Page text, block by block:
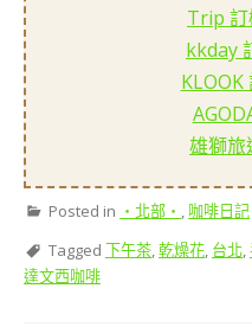
Trip 訂
kkday
KLOOK
雄獅旅
Posted in ‧北部‧ , 咖啡日記
Tagged 下午茶,乾燥花, 台北,
達文西咖啡